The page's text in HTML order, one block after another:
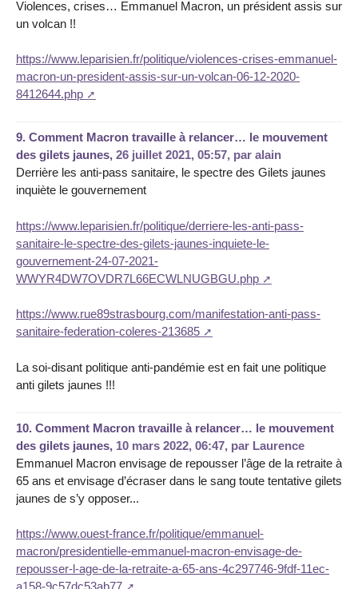
Violences, crises… Emmanuel Macron, un président assis sur
un volcan !!
https://www.leparisien.fr/politique/violences-crises-emmanuel-
macron-un-president-assis-sur-un-volcan-06-12-2020-
8412644.php
9. Comment Macron travaille à relancer… le mouvement
des gilets jaunes, 26 juillet 2021, 05:57, par alain
Derrière les anti-pass sanitaire, le spectre des Gilets jaunes
inquiète le gouvernement
https://www.leparisien.fr/politique/derriere-les-anti-pass-
sanitaire-le-spectre-des-gilets-jaunes-inquiete-le-
gouvernement-24-07-2021-
WWYR4DW7OVDR7L66ECWLNUGBGU.php
https://www.rue89strasbourg.com/manifestation-anti-pass-
sanitaire-federation-coleres-213685
La soi-disant politique anti-pandémie est en fait une politique
anti gilets jaunes !!!
10. Comment Macron travaille à relancer… le mouvement
des gilets jaunes, 10 mars 2022, 06:47, par Laurence
Emmanuel Macron envisage de repousser l’âge de la retraite à
65 ans et envisage d’écraser dans le sang toute tentative gilets
jaunes de s’y opposer...
https://www.ouest-france.fr/politique/emmanuel-
macron/presidentielle-emmanuel-macron-envisage-de-
repousser-l-age-de-la-retraite-a-65-ans-4c297746-9fdf-11ec-